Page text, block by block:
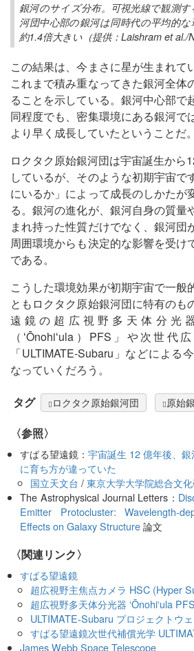
銀河のサイズ分布。可視光線で観測
河団中心部の銀河は同時代の平均的
約1.4倍大きい（提供：Laishram et al./
この結果は、今まさに星が生まれて
これまで積み重なってきた銀河全体
ることを示している。銀河中心部で
同程度でも、密集環境にある銀河で
より早く成長していたということだ。
ロクタク原始銀河団は宇宙誕生から
しているが、そのような初期宇宙で
にいるか」によって成長のしかたが
る。銀河の進化が、銀河自身の質量
まれ持った性質だけでなく、銀河団
周囲環境からも決定的な影響を受け
である。
こうした環境効果が初期宇宙で一般
ともロクタク原始銀河団に特有のも
遠鏡の超広視野多天体分光
（ʻŌnohiʻula）PFS」や次世代
「ULTIMATE-Subaru」などによる
なっていくだろう。
タグ ロクタク原始銀河団 原始
〈参照〉
すばる望遠鏡： 宇宙誕生 12 億年後、
に育ち方が違っていた
国立天文台 /東京大学大学院総合文
The Astrophysical Journal Letters：
Emitter Protocluster: Wavelength-
Effects on Galaxy Structure論文
〈関連リンク〉
すばる望遠鏡
超広視野主焦点カメラ HSC (Hyper
超広視野多天体分光器 ʻŌnohiʻula PFS
ULTIMATE-Subaru プロジェクトウ
すばる望遠鏡次世代補償光学
James Webb Space Telescope